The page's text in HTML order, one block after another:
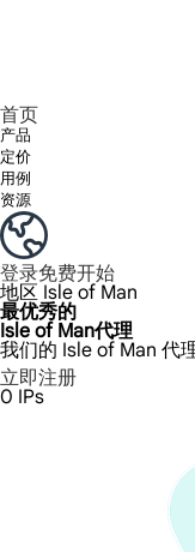
首页
产品
定价
用例
资源
登录免费开始
地区 Isle of Man
最优秀的
Isle of Man代理
我们的 Isle of Man 代
立即注册
0 IPs